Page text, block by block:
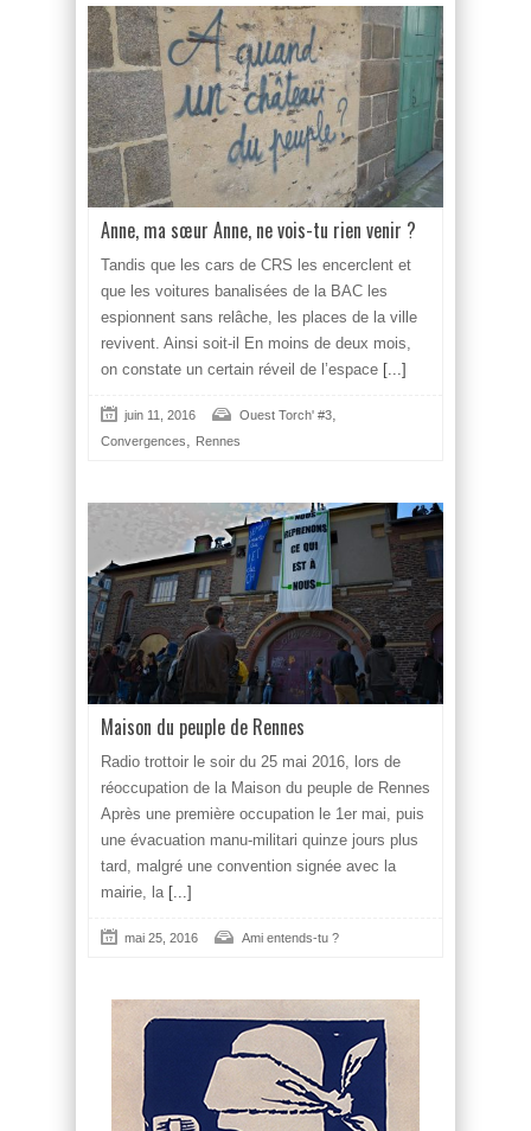
Anne, ma sœur Anne, ne vois-tu rien venir ?
Tandis que les cars de CRS les encerclent et
que les voitures banalisées de la BAC les
espionnent sans relâche, les places de la ville
revivent. Ainsi soit-il En moins de deux mois,
on cons­tate un certain réveil de l’espace [...]
juin 11, 2016 Ouest Torch' #3
Convergences Rennes
Maison du peuple de Rennes
Radio trottoir le soir du 25 mai 2016, lors de
réoccupation de la Maison du peuple de Rennes
Après une première occupation le 1er mai, puis
une évacuation manu-militari quinze jours plus
tard, malgré une convention signée avec la
mairie, la [...]
mai 25, 2016 Ami entends-tu ?